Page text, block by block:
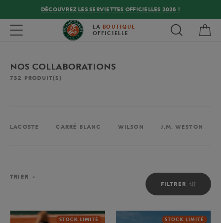
DÉCOUVREZ LES SERVIETTES OFFICIELLES 2026 !
Toggle navigation LA BOUTIQUE
OFFICIELLE
NOS COLLABORATIONS
732 PRODUIT(S)
LACOSTE CARRÉ BLANC WILSON J.M. WESTON
FILTRER
TRIER
STOCK LIMITÉ STOCK LIMITÉ